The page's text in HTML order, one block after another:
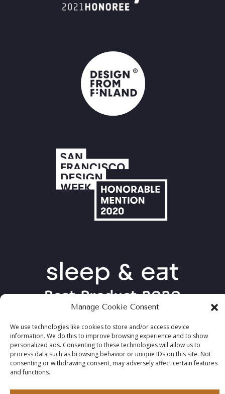
Manage Cookie Consent
We use technologies like cookies to store and/or access device
information. We do this to improve browsing experience and to show
personalized ads. Consenting to these technologies will allow us to
process data such as browsing behavior or unique IDs on this site. Not
consenting or withdrawing consent, may adversely affect certain features
and functions.